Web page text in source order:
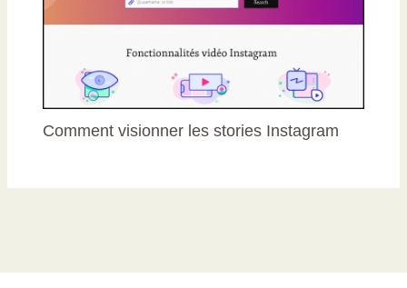
Comment visionner les stories Instagram